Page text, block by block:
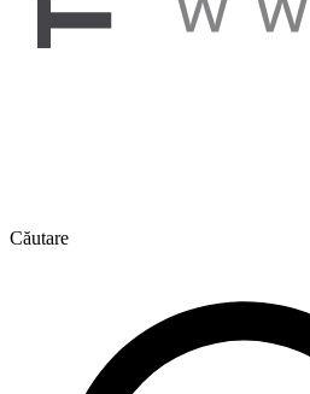
Căutare